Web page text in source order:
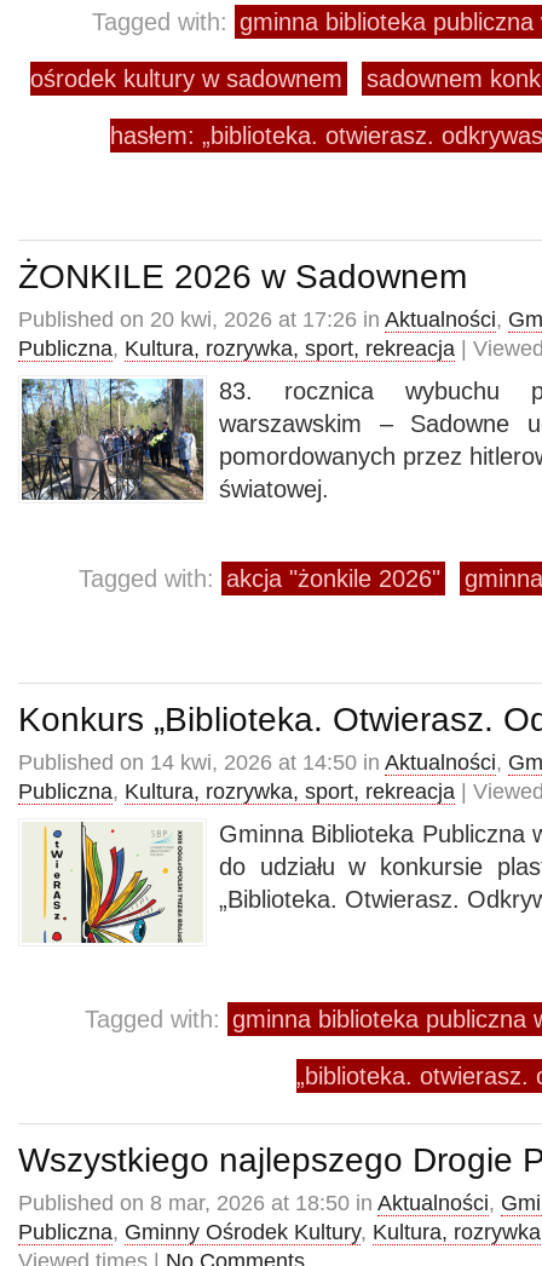
Tagged with: gminna biblioteka
ośrodek kultury w sadownem sadownem
hasłem: „biblioteka. otwierasz.
ŻONKILE 2026 w Sadownem
Published on 20 kwi, 2026 at 17:26 in Aktualności,
Publiczna, Kultura, rozrywka, sport, rekreacja |
83. rocznica wybuchu
warszawskim – Sadowne
pomordowanych przez
światowej.
Tagged with: akcja "żonkile 2026"
Konkurs „Biblioteka. Otwierasz.
Published on 14 kwi, 2026 at 14:50 in Aktualności,
Publiczna, Kultura, rozrywka, sport, rekreacja |
Gminna Biblioteka Publiczna
do udziału w konkursie
„Biblioteka. Otwierasz.
Tagged with: gminna biblioteka publiczna
„biblioteka. otwierasz.
Wszystkiego najlepszego Drogie
Published on 8 mar, 2026 at 18:50 in Aktualności,
Publiczna, Gminny Ośrodek Kultury, Kultura,
Viewed times | No Comments